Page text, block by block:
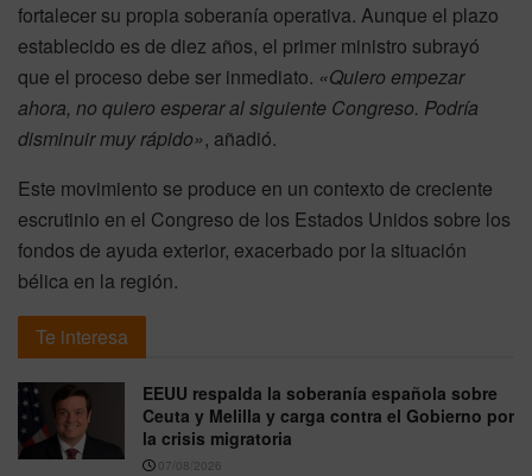
fortalecer su propia soberanía operativa. Aunque el plazo
establecido es de diez años, el primer ministro subrayó
que el proceso debe ser inmediato. «Quiero empezar
ahora, no quiero esperar al siguiente Congreso. Podría
disminuir muy rápido», añadió.
Este movimiento se produce en un contexto de creciente
escrutinio en el Congreso de los Estados Unidos sobre los
fondos de ayuda exterior, exacerbado por la situación
bélica en la región.
Te interesa
EEUU respalda la soberanía española sobre
Ceuta y Melilla y carga contra el Gobierno por
la crisis migratoria
07/08/2026